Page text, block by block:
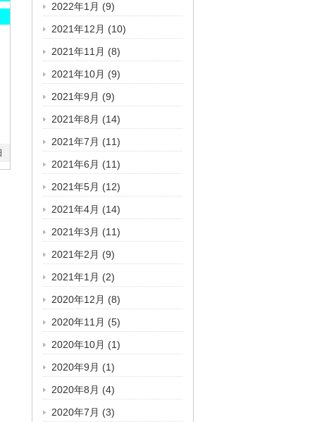
2022年1月 (9)
2021年12月 (10)
2021年11月 (8)
2021年10月 (9)
2021年9月 (9)
2021年8月 (14)
2021年7月 (11)
2021年6月 (11)
2021年5月 (12)
2021年4月 (14)
2021年3月 (11)
2021年2月 (9)
2021年1月 (2)
2020年12月 (8)
2020年11月 (5)
2020年10月 (1)
2020年9月 (1)
2020年8月 (4)
2020年7月 (3)